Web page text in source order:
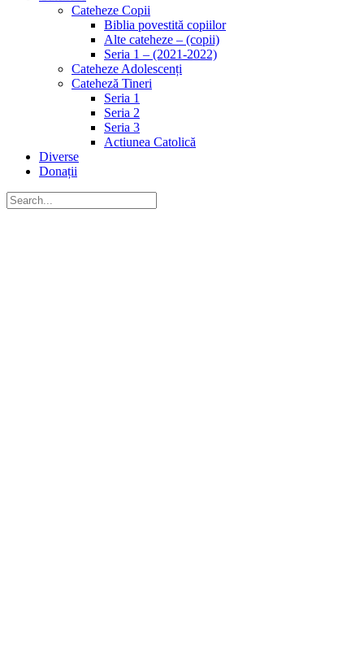
Cateheze Copii
Biblia povestită copiilor
Alte cateheze – (copii)
Seria 1 – (2021-2022)
Cateheze Adolescenți
Cateheză Tineri
Seria 1
Seria 2
Seria 3
Actiunea Catolică
Diverse
Donații